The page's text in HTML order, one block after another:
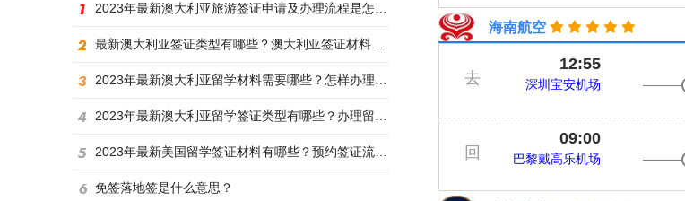
2023年最新澳大利亚旅游签证申请及办理流程是怎样？
最新澳大利亚签证类型有哪些？澳大利亚签证材料有哪些？
2023年最新澳大利亚留学材料需要哪些？怎样办理留学签证？
2023年最新澳大利亚留学签证类型有哪些？办理留学签证有什么要求？
2023年最新美国留学签证材料有哪些？预约签证流程是怎样？
免签落地签是什么意思？
海南航空
去
12:55
深圳宝安机场
回
09:00
巴黎戴高乐机场